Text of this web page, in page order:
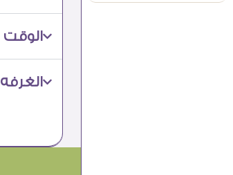
الوقت​
الغرفه​